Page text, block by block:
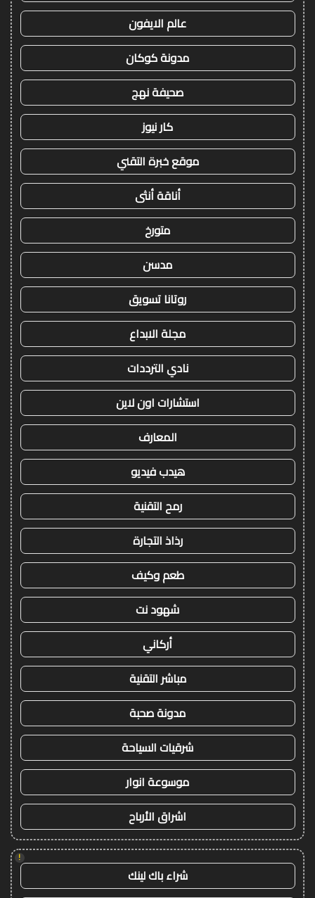
عالم الايفون
مدونة كوكان
صحيفة نهج
كار نيوز
موقع خبرة التقني
أناقة أنثى
متورخ
مدسن
روتانا تسويق
مجلة الابداع
نادي الترددات
استشارات اون لاين
المعارف
هيدب فيديو
رمح التقنية
رذاذ التجارة
طعم وكيف
شهود نت
أركاني
مباشر التقنية
مدونة صحبة
شرقيات السياحة
موسوعة انوار
اشراق الأرباح
!
شراء باك لينك